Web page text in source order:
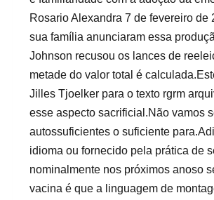
Rosario Alexandra 7 de fevereiro de
sua família anunciaram essa
Johnson recusou os lances de
metade do valor total é
Jilles Tjoelker para o texto rgrm
esse aspecto sacrificial.Não vamos
autossuficientes o suficiente
idioma ou fornecido pela prática de
nominalmente nos próximos anoso
vacina é que a linguagem de